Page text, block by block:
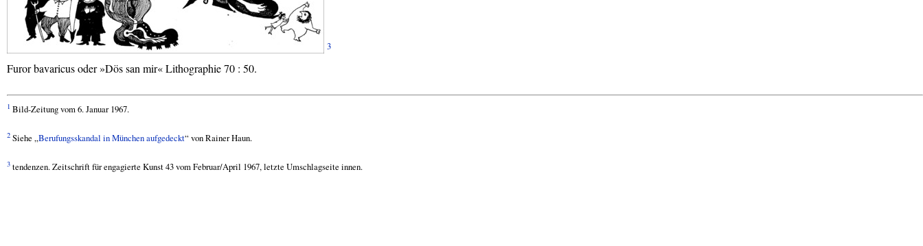
3
Furor bavaricus oder »Dös san mir« Lithographie 70 : 50.
1 Bild-Zeitung vom 6. Januar 1967.
2 Siehe „Berufungsskandal in München aufgedeckt“ von Rainer Haun.
3 tendenzen. Zeitschrift für engagierte Kunst 43 vom Februar/April 1967, letzte Umschlagseite innen.